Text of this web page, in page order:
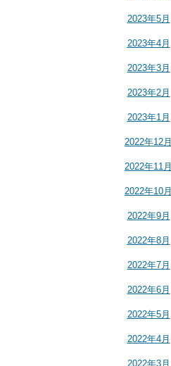
2023年5月
2023年4月
2023年3月
2023年2月
2023年1月
2022年12月
2022年11月
2022年10月
2022年9月
2022年8月
2022年7月
2022年6月
2022年5月
2022年4月
2022年3月